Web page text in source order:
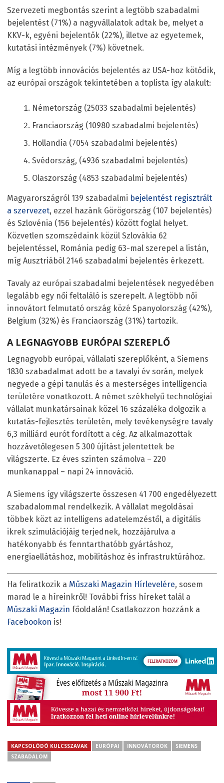
Szervezeti megbontás szerint a legtöbb szabadalmi
bejelentést (71%) a nagyvállalatok adtak be, melyet a
KKV-k, egyéni bejelentők (22%), illetve az egyetemek,
kutatási intézmények (7%) követnek.
Míg a legtöbb innovációs bejelentés az USA-hoz kötődik,
az európai országok tekintetében a toplista így alakult:
Németország (25033 szabadalmi bejelentés)
Franciaország (10980 szabadalmi bejelentés)
Hollandia (7054 szabadalmi bejelentés)
Svédország, (4936 szabadalmi bejelentés)
Olaszország (4853 szabadalmi bejelentés)
Magyarországról 139 szabadalmi bejelentést regisztrált
a szervezet, ezzel hazánk Görögország (107 bejelentés)
és Szlovénia (156 bejelentés) között foglal helyet.
Közvetlen szomszédaink közül Szlovákia 62
bejelentéssel, Románia pedig 63-mal szerepel a listán,
míg Ausztriából 2146 szabadalmi bejelentés érkezett.
Tavaly az európai szabadalmi bejelentések negyedében
legalább egy női feltaláló is szerepelt. A legtöbb női
innovátort felmutató ország közé Spanyolország (42%),
Belgium (32%) és Franciaország (31%) tartozik.
A LEGNAGYOBB EURÓPAI SZEREPLŐ
Legnagyobb európai, vállalati szereplőként, a Siemens
1830 szabadalmat adott be a tavalyi év során, melyek
negyede a gépi tanulás és a mesterséges intelligencia
területére vonatkozott. A német székhelyű technológiai
vállalat munkatársainak közel 16 százaléka dolgozik a
kutatás-fejlesztés területén, mely tevékenységre tavaly
6,3 milliárd eurót fordított a cég. Az alkalmazottak
hozzávetőlegesen 5 300 újítást jelentettek be
világszerte. Ez éves szinten számolva – 220
munkanappal – napi 24 innováció.
A Siemens így világszerte összesen 41 700 engedélyezett
szabadalommal rendelkezik. A vállalat megoldásai
többek közt az intelligens adatelemzéstől, a digitális
ikrek szimulációjáig terjednek, hozzájárulva a
hatékonyabb és fenntarthatóbb gyártáshoz,
energiaellátáshoz, mobilitáshoz és infrastruktúrához.
Ha feliratkozik a Műszaki Magazin Hírlevelére, sosem
marad le a híreinkről! További friss híreket talál a
Műszaki Magazin főoldalán! Csatlakozzon hozzánk a
Facebookon is!
KAPCSOLÓDÓ KULCSSZAVAK EURÓPAI INNOVÁTOROK
SIEMENS
SZABADALOM